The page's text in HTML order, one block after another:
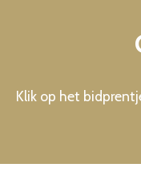
Klik op het